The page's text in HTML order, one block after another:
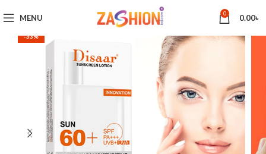
MENU 0 0.00৳
-33%